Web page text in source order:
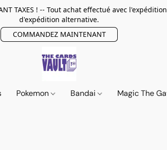
TAXES ! -- Tout achat effectué avec
d'expédition alternative.
COMMANDEZ MAINTENANT
Pokemon Bandai Magic The